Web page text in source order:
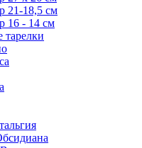
21-18,5 см
16 - 14 см
тарелки